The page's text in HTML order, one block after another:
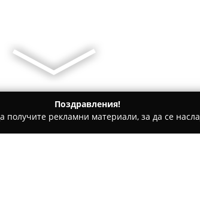
Поздравления!
получите рекламни материали, за да се